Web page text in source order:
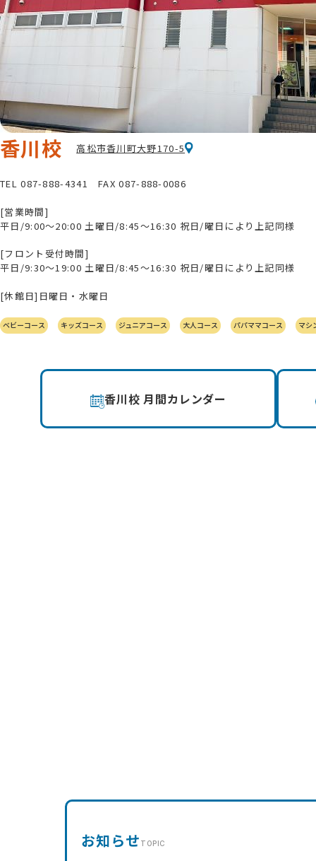
香川校 高松市香川町大野170-5
TEL087-888-4341 FAX 087-888-0086
[営業時間]
平日/9:00～20:00 土曜日/8:45～16:30 祝日/曜日により上記同様
[フロント受付時間]
平日/9:30～19:00 土曜日/8:45～16:30 祝日/曜日により上記同様
[休館日]日曜日・水曜日
ベビーコース キッズコース ジュニアコース 大人コース パパママコース マシ
香川校 月間カレンダー
お知らせ TOPIC